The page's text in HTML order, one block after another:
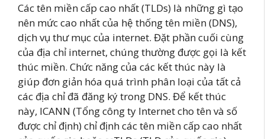
Các tên miền cấp cao nhất (TLDs) là những gì tạo
nên mức cao nhất của hệ thống tên miền (DNS),
dịch vụ thư mục của internet. Đặt phần cuối cùng
của địa chỉ internet, chúng thường được gọi là kết
thúc miền. Chức năng của các kết thúc này là
giúp đơn giản hóa quá trình phân loại của tất cả
các địa chỉ đã đăng ký trong DNS. Để kết thúc
này, ICANN (Tổng công ty Internet cho tên và số
được chỉ định) chỉ định các tên miền cấp cao nhất